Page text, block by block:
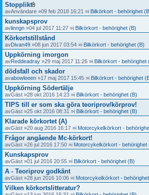
Stopplikt
B
i
l
a
g
o
r
avAnvändare »09 feb 2018 16:21 »i Bilkörkort - behörighet
kunskapsprov
avlinngn »04 jul 2017 11:27 »i Bilkörkort - behörighet (B)
Körkortstillstånd
avDivan49 »08 jun 2017 03:54 »i Bilkörkort - behörighet (B)
Uppkörning imorgon
avReddeadray »29 maj 2017 11:26 »i Bilkörkort - behörighet
dödsfall och skador
avabowleeen »17 maj 2017 15:45 »i Bilkörkort - behörighet
Uppkörning Södertälje
avGäst »28 okt 2016 14:23 »i Bilkörkort - behörighet (B)
TIPS till er som ska göra teoriprov/körprov!
avGäst »25 okt 2016 08:31 »i Bilkörkort - behörighet (B)
Klarade körkortet (A)
avGäst »20 aug 2016 16:17 »i Motorcykelkörkort -
Frågor angående Mc-körkort!
avGäst »26 jul 2016 17:50 »i Motorcykelkörkort - behörighet
Kunskapsprov
avGäst »01 jul 2016 20:55 »i Bilkörkort - behörighet (B)
A - Teoriprov godkänt
avGäst »28 jun 2016 10:06 »i Motorcykelkörkort - behörighet
Vilken körkortslitteratur?